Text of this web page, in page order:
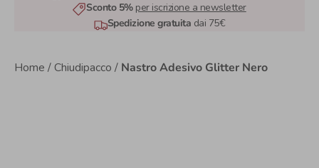
Sconto 5% per iscrizione a newsletter
Spedizione gratuita dai 75€
Home /Chiudipacco / Nastro Adesivo Glitter Nero